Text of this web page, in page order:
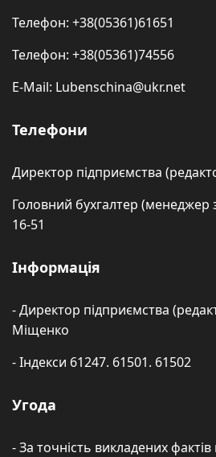
Телефон: +38(05361)61651
Телефон: +38(05361)74556
E-Mail: Lubenschina@ukr.net
Телефони
Директор підприємства
Головний бухгалтер (менеджер
16-51
Інформація
- Директор підприємства
Міщенко
- Індекси 61247. 61501. 61502
Угода
- За точність викладених фактів